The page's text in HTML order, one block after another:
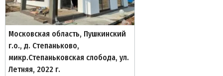
Московская область, Пушкинский
г.о., д. Степаньково,
микр.Степаньковская слобода, ул.
Летняя, 2022 г.